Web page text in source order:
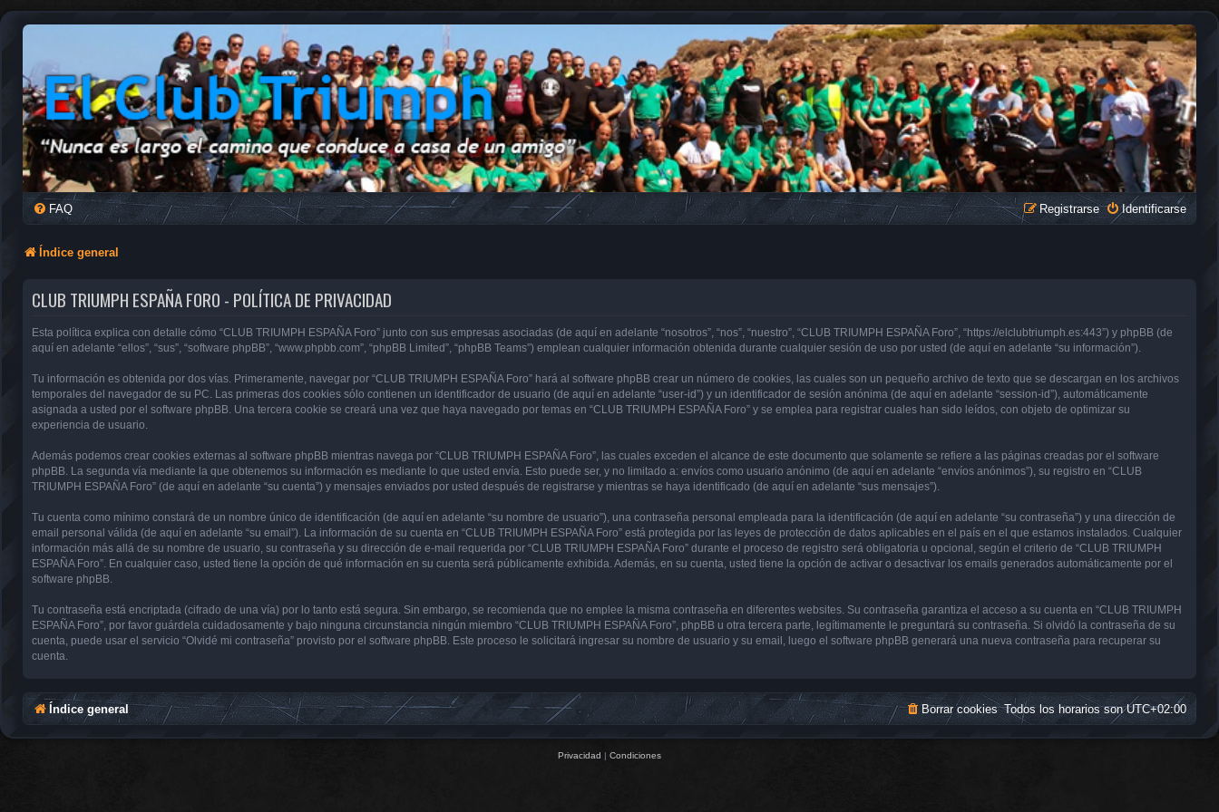
FAQ Identificarse
Registrarse
Índice general
CLUB TRIUMPH ESPAÑA FORO - POLÍTICA DE PRIVACIDAD
Esta política explica con detalle cómo “CLUB TRIUMPH ESPAÑA Foro” junto con sus empresas asociadas (de aquí en adelante “nosotros”, “nos”, “nuestro”, “CLUB TRIUMPH ESPAÑA Foro”, “https://elclubtriumph.es:443”) y phpBB (de
aquí en adelante “ellos”, “sus”, “software phpBB”, “www.phpbb.com”, “phpBB Limited”, “phpBB Teams”) emplean cualquier información obtenida durante cualquier sesión de uso por usted (de aquí en adelante “su información”).
Tu información es obtenida por dos vías. Primeramente, navegar por “CLUB TRIUMPH ESPAÑA Foro” hará al software phpBB crear un número de cookies, las cuales son un pequeño archivo de texto que se descargan en los archivos
temporales del navegador de su PC. Las primeras dos cookies sólo contienen un identificador de usuario (de aquí en adelante “user-id”) y un identificador de sesión anónima (de aquí en adelante “session-id”), automáticamente
asignada a usted por el software phpBB. Una tercera cookie se creará una vez que haya navegado por temas en “CLUB TRIUMPH ESPAÑA Foro” y se emplea para registrar cuales han sido leídos, con objeto de optimizar su
experiencia de usuario.
Además podemos crear cookies externas al software phpBB mientras navega por “CLUB TRIUMPH ESPAÑA Foro”, las cuales exceden el alcance de este documento que solamente se refiere a las páginas creadas por el software
phpBB. La segunda vía mediante la que obtenemos su información es mediante lo que usted envía. Esto puede ser, y no limitado a: envíos como usuario anónimo (de aquí en adelante “envíos anónimos”), su registro en “CLUB
TRIUMPH ESPAÑA Foro” (de aquí en adelante “su cuenta”) y mensajes enviados por usted después de registrarse y mientras se haya identificado (de aquí en adelante “sus mensajes”).
Tu cuenta como mínimo constará de un nombre único de identificación (de aquí en adelante “su nombre de usuario”), una contraseña personal empleada para la identificación (de aquí en adelante “su contraseña”) y una dirección de
email personal válida (de aquí en adelante “su email”). La información de su cuenta en “CLUB TRIUMPH ESPAÑA Foro” está protegida por las leyes de protección de datos aplicables en el país en el que estamos instalados. Cualquier
información más allá de su nombre de usuario, su contraseña y su dirección de e-mail requerida por “CLUB TRIUMPH ESPAÑA Foro” durante el proceso de registro será obligatoria u opcional, según el criterio de “CLUB TRIUMPH
ESPAÑA Foro”. En cualquier caso, usted tiene la opción de qué información en su cuenta será públicamente exhibida. Además, en su cuenta, usted tiene la opción de activar o desactivar los emails generados automáticamente por el
software phpBB.
Tu contraseña está encriptada (cifrado de una vía) por lo tanto está segura. Sin embargo, se recomienda que no emplee la misma contraseña en diferentes websites. Su contraseña garantiza el acceso a su cuenta en “CLUB TRIUMPH
ESPAÑA Foro”, por favor guárdela cuidadosamente y bajo ninguna circunstancia ningún miembro “CLUB TRIUMPH ESPAÑA Foro”, phpBB u otra tercera parte, legítimamente le preguntará su contraseña. Si olvidó la contraseña de su
cuenta, puede usar el servicio “Olvidé mi contraseña” provisto por el software phpBB. Este proceso le solicitará ingresar su nombre de usuario y su email, luego el software phpBB generará una nueva contraseña para recuperar su
cuenta.
Índice general Todos los horarios sonUTC+02:00
Borrar cookies
Privacidad | Condiciones